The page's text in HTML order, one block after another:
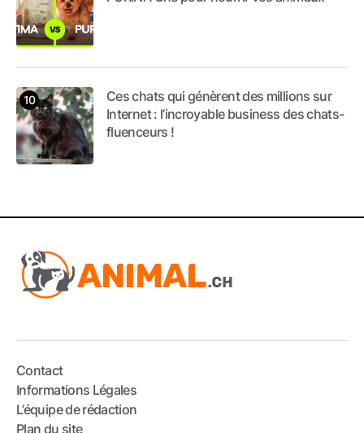
Ces chats qui génèrent des millions sur
Internet : l’incroyable business des chats-
fluenceurs !
Contact
Informations Légales
L’équipe de rédaction
Plan du site